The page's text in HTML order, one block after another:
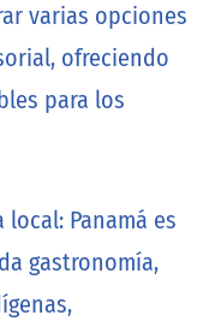
varias opciones
ofreciendo
para los
Panamá es
gastronomía,